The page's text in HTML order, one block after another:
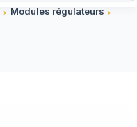
Modules régulateurs